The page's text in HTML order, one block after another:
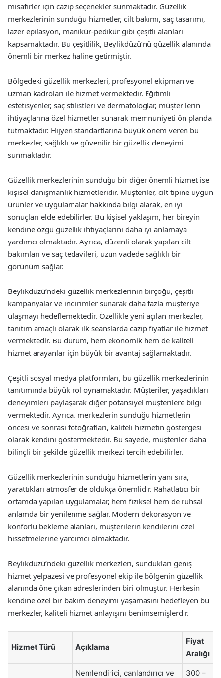
misafirler için cazip seçenekler sunmaktadır. Güzellik
merkezlerinin sunduğu hizmetler, cilt bakımı, saç tasarımı,
lazer epilasyon, manikür-pedikür gibi çeşitli alanları
kapsamaktadır. Bu çeşitlilik, Beylikdüzü’nü güzellik alanında
önemli bir merkez haline getirmiştir.
Bölgedeki güzellik merkezleri, profesyonel ekipman ve
uzman kadroları ile hizmet vermektedir. Eğitimli
estetisyenler, saç stilistleri ve dermatologlar, müşterilerin
ihtiyaçlarına özel hizmetler sunarak memnuniyeti ön planda
tutmaktadır. Hijyen standartlarına büyük önem veren bu
merkezler, sağlıklı ve güvenilir bir güzellik deneyimi
sunmaktadır.
Güzellik merkezlerinin sunduğu bir diğer önemli hizmet ise
kişisel danışmanlık hizmetleridir. Müşteriler, cilt tipine uygun
ürünler ve uygulamalar hakkında bilgi alarak, en iyi
sonuçları elde edebilirler. Bu kişisel yaklaşım, her bireyin
kendine özgü güzellik ihtiyaçlarını daha iyi anlamaya
yardımcı olmaktadır. Ayrıca, düzenli olarak yapılan cilt
bakımları ve saç tedavileri, uzun vadede sağlıklı bir
görünüm sağlar.
Beylikdüzü’ndeki güzellik merkezlerinin birçoğu, çeşitli
kampanyalar ve indirimler sunarak daha fazla müşteriye
ulaşmayı hedeflemektedir. Özellikle yeni açılan merkezler,
tanıtım amaçlı olarak ilk seanslarda cazip fiyatlar ile hizmet
vermektedir. Bu durum, hem ekonomik hem de kaliteli
hizmet arayanlar için büyük bir avantaj sağlamaktadır.
Çeşitli sosyal medya platformları, bu güzellik merkezlerinin
tanıtımında büyük rol oynamaktadır. Müşteriler, yaşadıkları
deneyimleri paylaşarak diğer potansiyel müşterilere bilgi
vermektedir. Ayrıca, merkezlerin sunduğu hizmetlerin
öncesi ve sonrası fotoğrafları, kaliteli hizmetin göstergesi
olarak kendini göstermektedir. Bu sayede, müşteriler daha
bilinçli bir şekilde güzellik merkezi tercih edebilirler.
Güzellik merkezlerinin sunduğu hizmetlerin yanı sıra,
yarattıkları atmosfer de oldukça önemlidir. Rahatlatıcı bir
ortamda yapılan uygulamalar, hem fiziksel hem de ruhsal
anlamda bir yenilenme sağlar. Modern dekorasyon ve
konforlu bekleme alanları, müşterilerin kendilerini özel
hissetmelerine yardımcı olmaktadır.
Beylikdüzü’ndeki güzellik merkezleri, sundukları geniş
hizmet yelpazesi ve profesyonel ekip ile bölgenin güzellik
alanında öne çıkan adreslerinden biri olmuştur. Herkesin
kendine özel bir bakım deneyimi yaşamasını hedefleyen bu
merkezler, kaliteli hizmet anlayışını benimsemişlerdir.
Hizmet Türü Açıklama
Fiyat
Aralığı
Nemlendirici, canlandırıcı ve
300 –